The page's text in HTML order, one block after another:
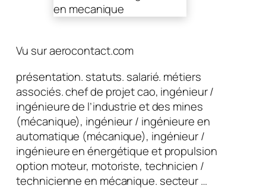
Vu sur aerocontact.com
présentation. statuts. salarié. métiers
associés. chef de projet cao, ingénieur /
ingénieure de l’industrie et des mines
(mécanique), ingénieur / ingénieure en
automatique (mécanique), ingénieur /
ingénieure en énergétique et propulsion
option moteur, motoriste, technicien /
technicienne en mécanique. secteur …